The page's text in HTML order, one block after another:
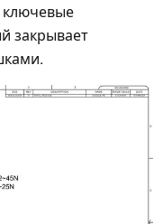
закрывает